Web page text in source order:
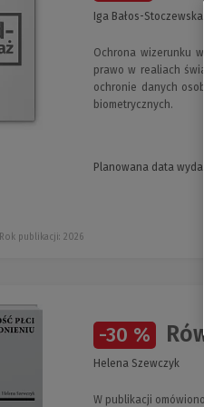
Iga Bałos-
Ochrona wizerunku
prawo w realiach
ochronie danych
biometrycznych.
Planowana data
Rok publikacji: 2026
-30 %
Helena Szewczyk
W publikacji